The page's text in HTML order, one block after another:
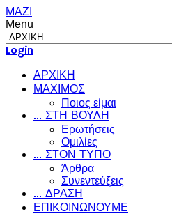
ΜΑΖΙ
Menu
Login
ΑΡΧΙΚΗ
ΜΑΧΙΜΟΣ
Ποιος είμαι
... ΣΤΗ ΒΟΥΛΗ
Ερωτήσεις
Ομιλίες
... ΣΤΟΝ ΤΥΠΟ
Άρθρα
Συνεντεύξεις
... ΔΡΑΣΗ
ΕΠΙΚΟΙΝΩΝΟΥΜΕ